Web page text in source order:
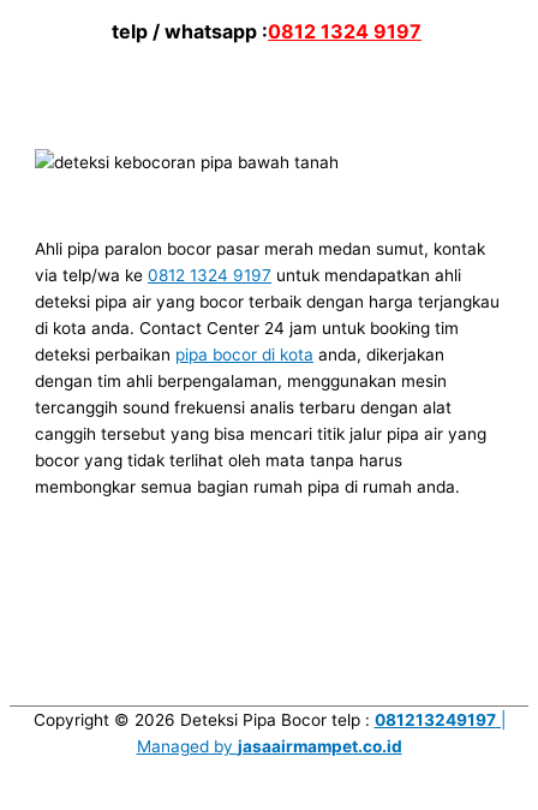
telp / whatsapp :0812 1324 9197
Ahli pipa paralon bocor pasar merah medan sumut, kontak
via telp/wa ke0812 1324 9197 untuk mendapatkan ahli
deteksi pipa air yang bocor terbaik dengan harga terjangkau
di kota anda. Contact Center 24 jam untuk booking tim
deteksi perbaikan pipa bocor di kota anda, dikerjakan
dengan tim ahli berpengalaman, menggunakan mesin
tercanggih sound frekuensi analis terbaru dengan alat
canggih tersebut yang bisa mencari titik jalur pipa air yang
bocor yang tidak terlihat oleh mata tanpa harus
membongkar semua bagian rumah pipa di rumah anda.
Copyright © 2026 Deteksi Pipa Bocortelp : 081213249197|
Managed by jasaairmampet.co.id